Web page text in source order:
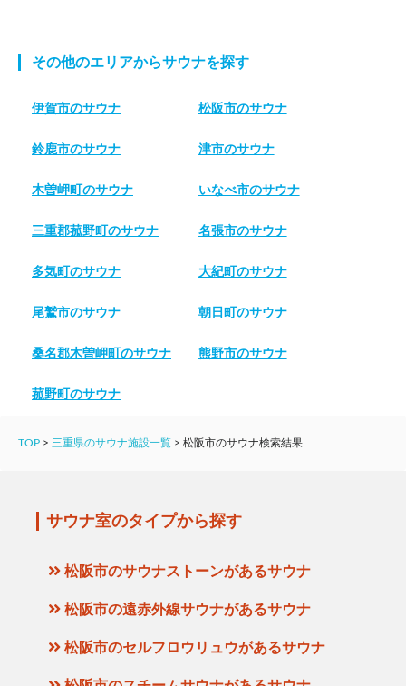
その他のエリアからサウナを探す
伊賀市のサウナ 松阪市のサウナ
鈴鹿市のサウナ 津市のサウナ
木曽岬町のサウナ いなべ市のサウナ
三重郡菰野町のサウナ 名張市のサウナ
多気町のサウナ 大紀町のサウナ
尾鷲市のサウナ 朝日町のサウナ
桑名郡木曽岬町のサウナ 熊野市のサウナ
菰野町のサウナ
TOP > 三重県のサウナ施設一覧 > 松阪市のサウナ検索結果
サウナ室のタイプから探す
松阪市のサウナストーンがあるサウナ
松阪市の遠赤外線サウナがあるサウナ
松阪市のセルフロウリュウがあるサウナ